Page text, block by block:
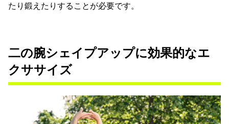
たり鍛えたりすることが必要です。
二の腕シェイプアップに効果的なエ
クササイズ